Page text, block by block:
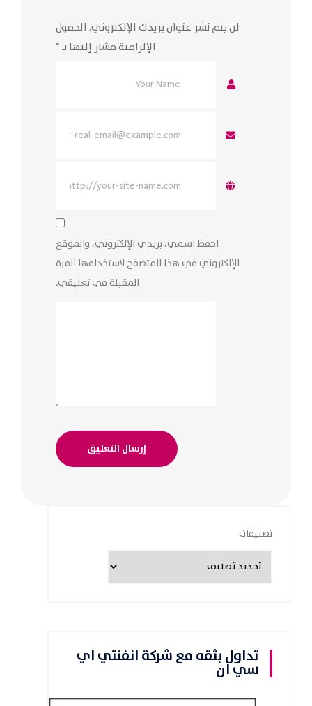
لن يتم نشر عنوان بريدك الإلكتروني. الحقول
الإلزامية مشار إليها بـ*
احفظ اسمي، بريدي الإلكتروني، والموقع
الإلكتروني في هذا المتصفح لاستخدامها المرة
المقبلة في تعليقي.
تصنيفات
تداول بثقه مع شركة انفنتي اي
سي ان